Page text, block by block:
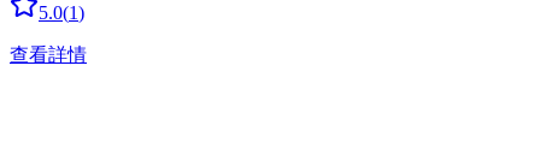
5.0(1)
查看詳情